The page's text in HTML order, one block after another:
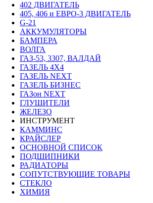
402 ДВИГАТЕЛЬ
405, 406 и ЕВРО-3 ДВИГАТЕЛЬ
G-21
АККУМУЛЯТОРЫ
БАМПЕРА
ВОЛГА
ГАЗ-53, 3307, ВАЛДАЙ
ГАЗЕЛЬ 4Х4
ГАЗЕЛЬ NEXT
ГАЗЕЛЬ БИЗНЕС
ГАЗон NEXT
ГЛУШИТЕЛИ
ЖЕЛЕЗО
ИНСТРУМЕНТ
КАММИНС
КРАЙСЛЕР
ОСНОВНОЙ СПИСОК
ПОДШИПНИКИ
РАДИАТОРЫ
СОПУТСТВУЮЩИЕ ТОВАРЫ
СТЕКЛО
ХИМИЯ